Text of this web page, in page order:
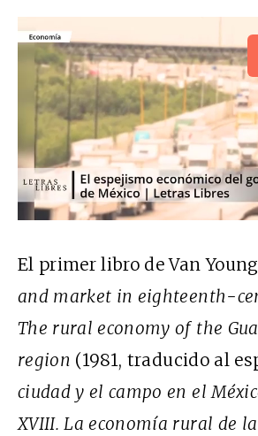
El primer libro de Van
and market in eighteenth-
The rural economy of the
region (1981, traducido al
ciudad y el campo en el
XVIII. La economía rural de